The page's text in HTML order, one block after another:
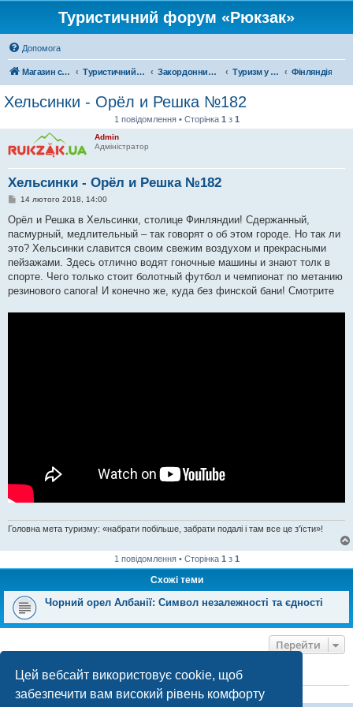
Цей вебсайт використовує cookie, щоб
забезпечити вам високий рівень комфорту
Туристичний форум «Рюкзак»
Допомога
Магазин спорядження Туристичний форум «Рюкзак» Закордонний туризм Туризм у Європі Фінляндія
Хельсинки - Орёл и Решка №182
1 повідомлення • Сторінка 1 з 1
Admin
Адміністратор
Хельсинки - Орёл и Решка №182
П
в
і
д
о
л
е
н
14 лютого 2018, 14:00
Орёл и Решка в Хельсинки, столице Финляндии! Сдержанный,
пасмурный, медлительный – так говорят о об этом городе. Но так ли
это? Хельсинки славится своим свежим воздухом и прекрасными
пейзажами. Здесь отлично водят гоночные машины и знают толк в
спорте. Чего только стоит болотный футбол и чемпионат по метанию
резинового сапога! И конечно же, куда без финской бани! Смотрите
Головна мета туризму: «набрати побільше, забрати подалі і там все це з'їсти»!
1 повідомлення • Сторінка 1 з 1
Схожі теми
Чорний орел Албанії: Символ незалежності та єдності
Перейти
ХТО ЗАРАЗ ОНЛАЙН
Зараз переглядають цей форум:ClaudeBot [бот ШІ]і 1 гість